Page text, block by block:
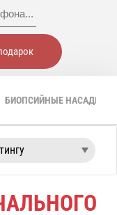
БИОПСИЙНЫЕ НАСАДКИ